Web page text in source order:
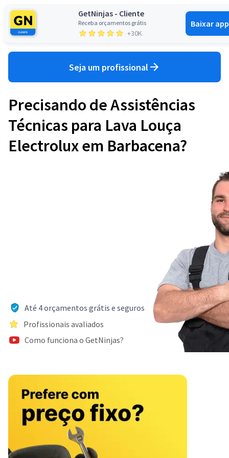
GetNinjas - Cliente
Receba orçamentos grátis
+30K
Baixar app
Seja um profissional
Precisando de Assistências
Técnicas para Lava Louça
Electrolux em Barbacena?
Até 4 orçamentos grátis e seguros
Profissionais avaliados
Como funciona o GetNinjas?